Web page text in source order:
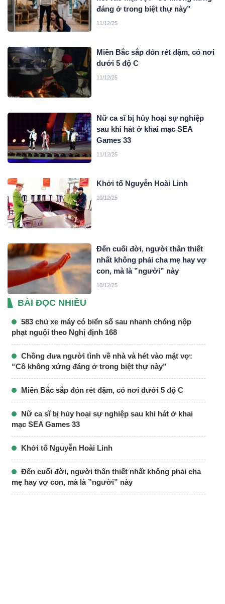
đáng ở trong biệt thự này”
11/12/25
Miền Bắc sắp đón rét đậm, có nơi
dưới 5 độ C
11/12/25
Nữ ca sĩ bị hủy hoại sự nghiệp
sau khi hát ở khai mạc SEA
Games 33
11/12/25
Khởi tố Nguyễn Hoài Linh
10/12/25
Đến cuối đời, người thân thiết
nhất không phải cha mẹ hay vợ
con, mà là ”người” này
10/12/25
BÀI ĐỌC NHIỀU
583 chủ xe máy có biển số sau nhanh chóng nộp
phạt nguội theo Nghị định 168
Chồng đưa người tình về nhà và hét vào mặt vợ:
“Cô không xứng đáng ở trong biệt thự này”
Miền Bắc sắp đón rét đậm, có nơi dưới 5 độ C
Nữ ca sĩ bị hủy hoại sự nghiệp sau khi hát ở khai
mạc SEA Games 33
Khởi tố Nguyễn Hoài Linh
Đến cuối đời, người thân thiết nhất không phải cha
mẹ hay vợ con, mà là ”người” này